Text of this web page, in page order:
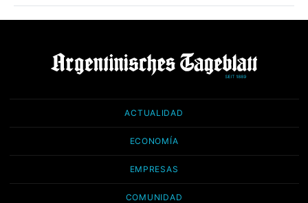
ACTUALIDAD
ECONOMÍA
EMPRESAS
COMUNIDAD